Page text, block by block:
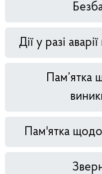
Дії у разі
Пам’ятка
Пам'ятка